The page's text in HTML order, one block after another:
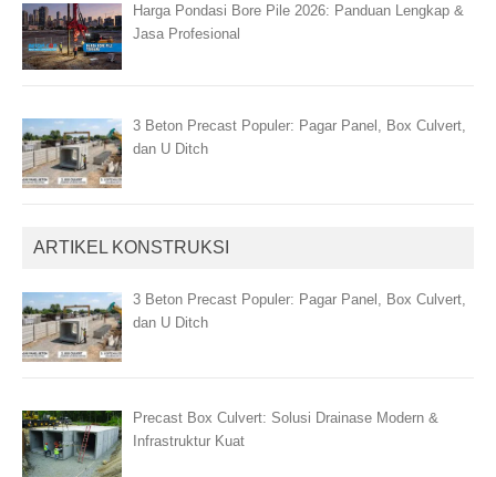
Harga Pondasi Bore Pile 2026: Panduan Lengkap &
Jasa Profesional
3 Beton Precast Populer: Pagar Panel, Box Culvert,
dan U Ditch
ARTIKEL KONSTRUKSI
3 Beton Precast Populer: Pagar Panel, Box Culvert,
dan U Ditch
Precast Box Culvert: Solusi Drainase Modern &
Infrastruktur Kuat